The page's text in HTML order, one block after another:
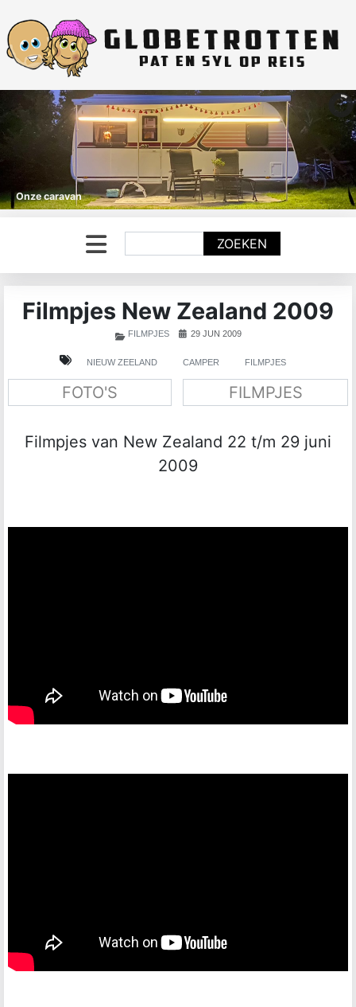
Onze caravan
ZOEKEN
Filmpjes New Zealand 2009
FILMPJES 29 JUN 2009
NIEUW ZEELAND CAMPER FILMPJES
FOTO'S FILMPJES
Filmpjes van New Zealand 22 t/m 29 juni
2009